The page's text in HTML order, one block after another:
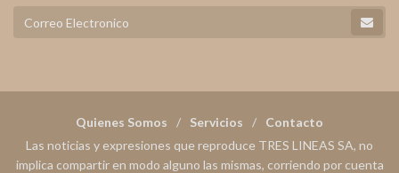
Quienes Somos Servicios
Contacto
Las noticias y expresiones que reproduce TRES LINEAS SA, no
implica compartir en modo alguno las mismas, corriendo por cuenta